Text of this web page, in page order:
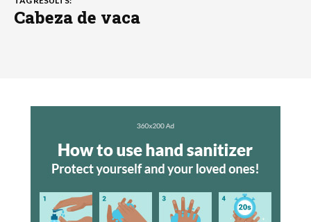
Cabeza de vaca